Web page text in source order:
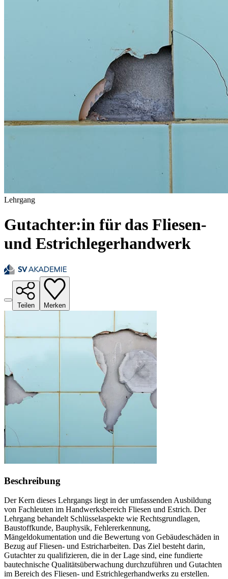
Lehrgang
Gutachter:in für das Fliesen-
und Estrichlegerhandwerk
Teilen Merken
Beschreibung
Der Kern dieses Lehrgangs liegt in der umfassenden Ausbildung
von Fachleuten im Handwerksbereich Fliesen und Estrich. Der
Lehrgang behandelt Schlüsselaspekte wie Rechtsgrundlagen,
Baustoffkunde, Bauphysik, Fehlererkennung,
Mängeldokumentation und die Bewertung von Gebäudeschäden in
Bezug auf Fliesen- und Estricharbeiten. Das Ziel besteht darin,
Gutachter zu qualifizieren, die in der Lage sind, eine fundierte
bautechnische Qualitätsüberwachung durchzuführen und Gutachten
im Bereich des Fliesen- und Estrichlegerhandwerks zu erstellen.